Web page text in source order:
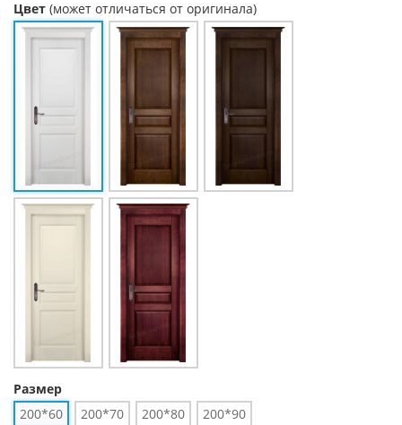
Цвет (может отличаться от оригинала)
Размер
200*60
200*70 200*80 200*90